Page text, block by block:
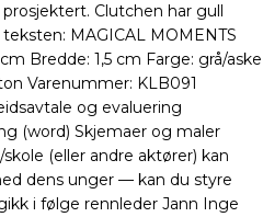
Clutchen har gull
MAGICAL MOMENTS
Bredde: 1,5 cm Farge: grå/aske
Varenummer: KLB091
og evaluering
(word) Skjemaer og maler
(eller andre aktører) kan
dens unger — kan du styre
i følge rennleder Jann Inge